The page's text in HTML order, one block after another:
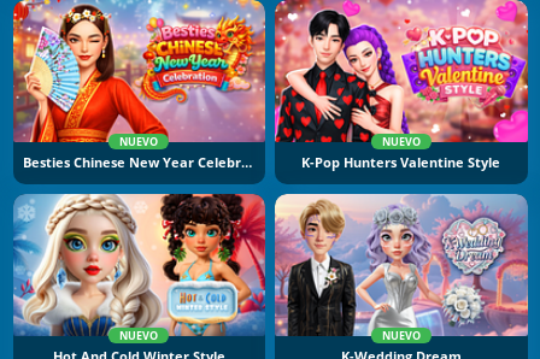
NUEVO
Besties Chinese New Year Celebration
NUEVO
K-Pop Hunters Valentine Style
NUEVO NUEVO